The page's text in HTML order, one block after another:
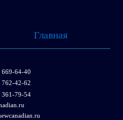
669-64-40
762-42-62
361-79-54